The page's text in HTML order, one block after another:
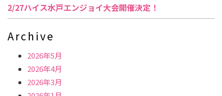
2/27ハイス水戸エンジョイ大会開催決定！
Archive
2026年5月
2026年4月
2026年3月